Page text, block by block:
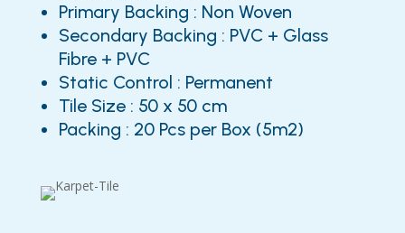
Primary Backing : Non Woven
Secondary Backing : PVC + Glass
Fibre + PVC
Static Control : Permanent
Tile Size : 50 x 50 cm
Packing : 20 Pcs per Box (5m2)